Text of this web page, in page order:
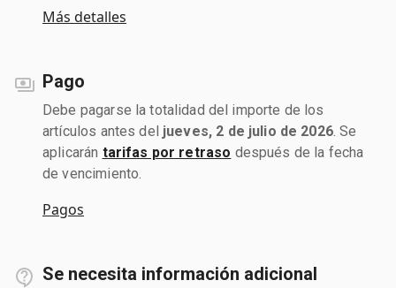
Más detalles
Pago
Debe pagarse la totalidad del importe de los
artículos antes del jueves, 2 de julio de 2026. Se
aplicarán tarifas por retraso después de la fecha
de vencimiento.
Pagos
Se necesita información adicional